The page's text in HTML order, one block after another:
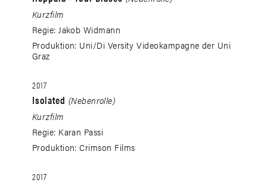
Kurzfilm
Regie: Jakob Widmann
Produktion: Uni/Di Versity Videokampagne der Uni
Graz
2017
Isolated (Nebenrolle)
Kurzfilm
Regie: Karan Passi
Produktion: Crimson Films
2017